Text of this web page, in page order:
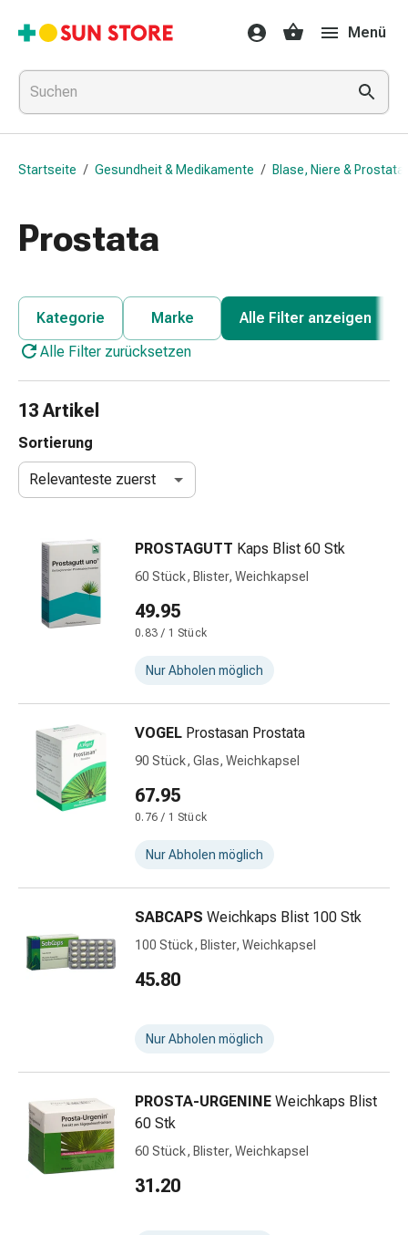
Gesundheit
&
Medikamente
Erkältung
&
Grippe
&
Grippe-
Husten
Inhalationsgerät
&
Hautirritation
&
Elastische
Binden
Fingerverbände
Fixierpflaster
Kompressionsbinden
Pflaster
Pflasterbinden,
Zubehör
Netz-
Schlauchverbände
Verbrennungen
Verbands-
Sets
Wundsalben
-
desinfektion
Sprühpflaster
Wundverschlussstreifen
&
Menü
Startseite / Gesundheit & Medikamente / Blase, Niere & Prostata
Prostata
Kategorie Marke
Alle Filter anzeigen
Alle Filter zurücksetzen
13 Artikel
Sortierung
Relevanteste zuerst
PROSTAGUTT Kaps Blist 60 Stk
60 Stück, Blister, Weichkapsel
49.95
0.83 / 1 Stück
Nur Abholen möglich
VOGEL Prostasan Prostata
90 Stück, Glas, Weichkapsel
67.95
0.76 / 1 Stück
Nur Abholen möglich
SABCAPS Weichkaps Blist 100 Stk
100 Stück, Blister, Weichkapsel
45.80
Nur Abholen möglich
PROSTA-URGENINE Weichkaps Blist
60 Stk
60 Stück, Blister, Weichkapsel
31.20